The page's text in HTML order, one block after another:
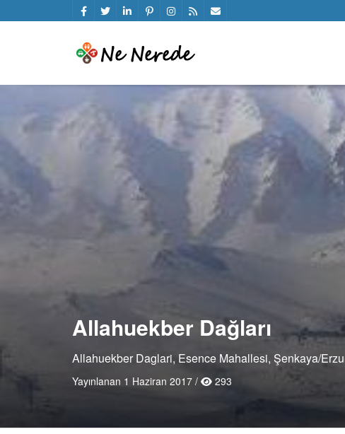
Allahuekber Dağları
Allahuekber Daglari, Esence Mahallesi, Şenkaya/
Yayınlanan 1 Haziran 2017 / 293